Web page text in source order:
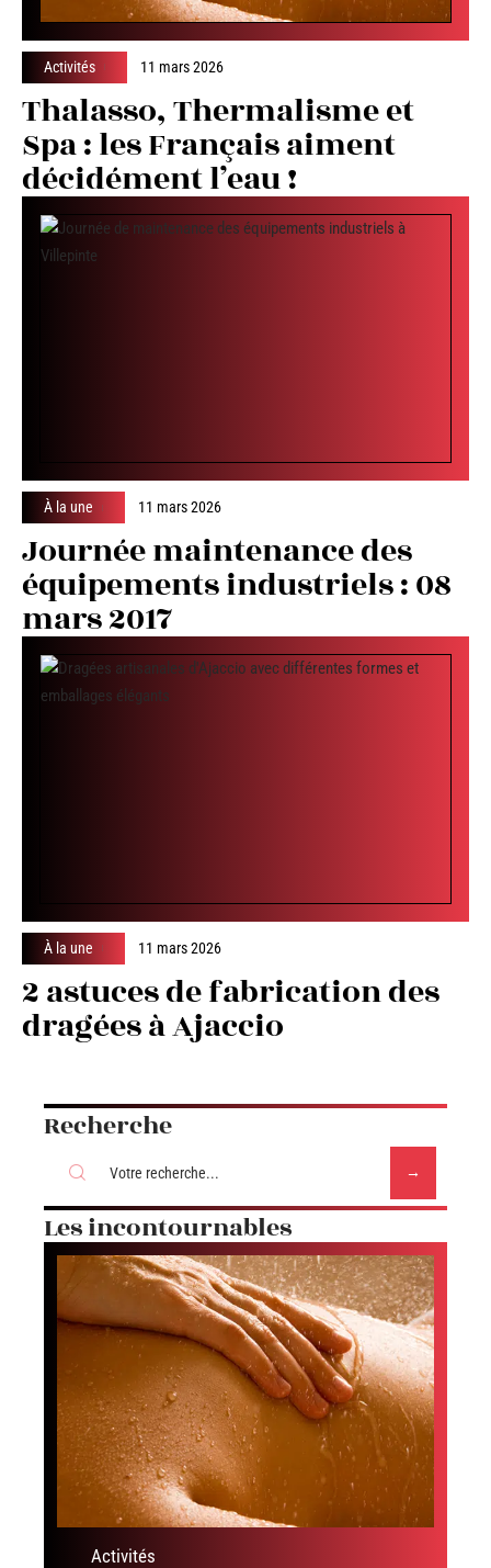
Activités 11 mars 2026
Thalasso, Thermalisme et
Spa : les Français aiment
décidément l’eau !
À la une 11 mars 2026
Journée maintenance des
équipements industriels : 08
mars 2017
À la une 11 mars 2026
2 astuces de fabrication des
dragées à Ajaccio
Recherche
Les incontournables
Activités